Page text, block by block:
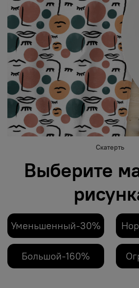
Скатерть
Выберите
Уменьшенный-30%
Большой-160%